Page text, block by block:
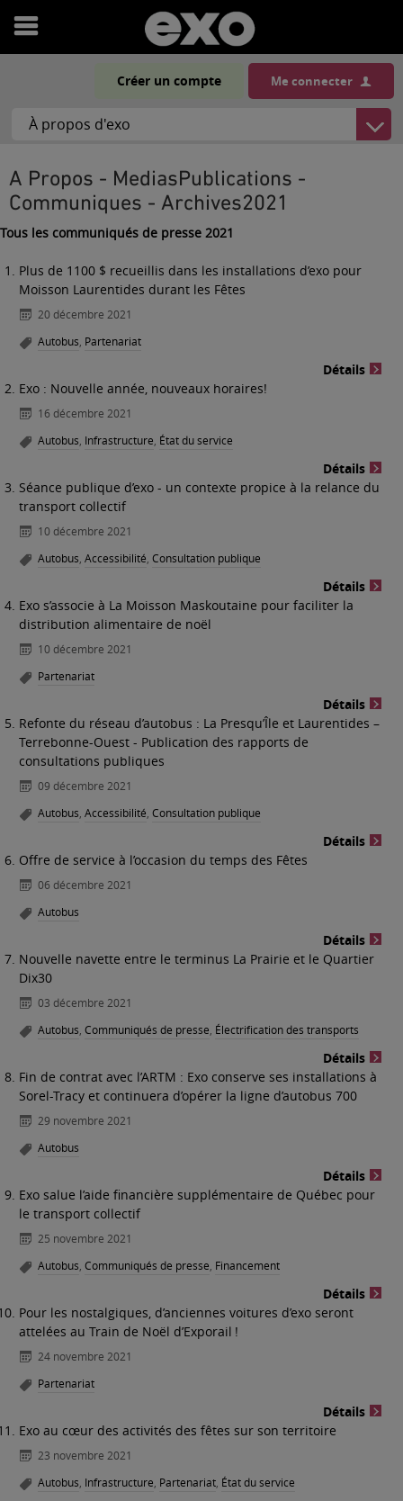
Ouvrir
menu
Créer un compte Me connecter
A Propos - MediasPublications -
Communiques - Archives2021
Tous les communiqués de presse 2021
Plus de 1100 $ recueillis dans les installations d’exo pour
Moisson Laurentides durant les Fêtes
20 décembre 2021
Autobus, Partenariat
Détails
Exo : Nouvelle année, nouveaux horaires!
16 décembre 2021
Autobus, Infrastructure, État du service
Détails
Séance publique d’exo - un contexte propice à la relance du
transport collectif
10 décembre 2021
Autobus, Accessibilité, Consultation publique
Détails
Exo s’associe à La Moisson Maskoutaine pour faciliter la
distribution alimentaire de noël
10 décembre 2021
Partenariat
Détails
Refonte du réseau d’autobus : La Presqu’Île et Laurentides –
Terrebonne-Ouest - Publication des rapports de
consultations publiques
09 décembre 2021
Autobus, Accessibilité, Consultation publique
Détails
Offre de service à l’occasion du temps des Fêtes
06 décembre 2021
Autobus
Détails
Nouvelle navette entre le terminus La Prairie et le Quartier
Dix30
03 décembre 2021
Autobus, Communiqués de presse, Électrification des transports
Détails
Fin de contrat avec l’ARTM : Exo conserve ses installations à
Sorel-Tracy et continuera d’opérer la ligne d’autobus 700
29 novembre 2021
Autobus
Détails
Exo salue l’aide financière supplémentaire de Québec pour
le transport collectif
25 novembre 2021
Autobus, Communiqués de presse, Financement
Détails
Pour les nostalgiques, d’anciennes voitures d’exo seront
attelées au Train de Noël d’Exporail !
24 novembre 2021
Partenariat
Détails
Exo au cœur des activités des fêtes sur son territoire
23 novembre 2021
Autobus, Infrastructure, Partenariat, État du service